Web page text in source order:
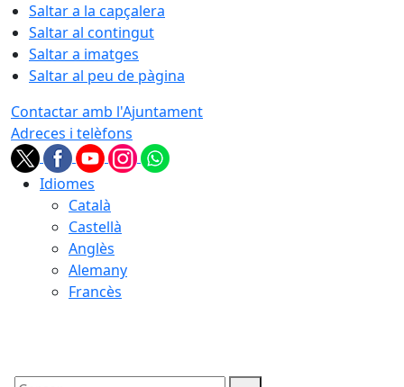
Saltar a la capçalera
Saltar al contingut
Saltar a imatges
Saltar al peu de pàgina
Contactar amb l'Ajuntament
Adreces i telèfons
Idiomes
Català
Castellà
Anglès
Alemany
Francès